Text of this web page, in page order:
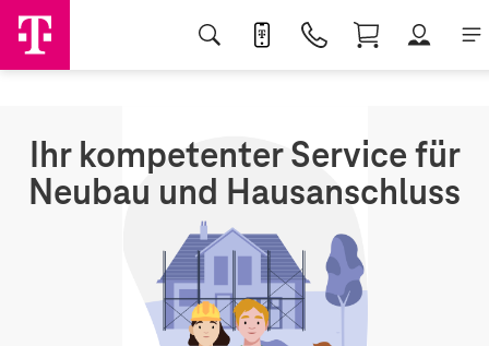
Ihr kompetenter Service für
Neubau und Hausanschluss